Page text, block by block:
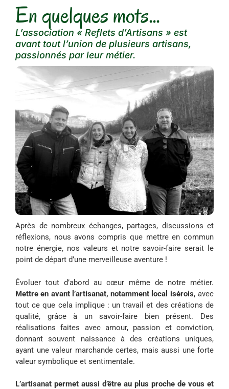
En quelques mots...
L’association « Reflets d’Artisans » est
avant tout l’union de plusieurs artisans,
passionnés par leur métier.
Après de nombreux échanges, partages, discussions et
réflexions, nous avons compris que mettre en commun
notre énergie, nos valeurs et notre savoir-faire serait le
point de départ d’une merveilleuse aventure !
Évoluer tout d’abord au cœur même de notre métier.
Mettre en avant l’artisanat, notamment local isérois, avec
tout ce que cela implique : un travail et des créations de
qualité, grâce à un savoir-faire bien présent. Des
réalisations faites avec amour, passion et conviction,
donnant souvent naissance à des créations uniques,
ayant une valeur marchande certes, mais aussi une forte
valeur symbolique et sentimentale.
L’artisanat permet aussi d’être au plus proche de vous et